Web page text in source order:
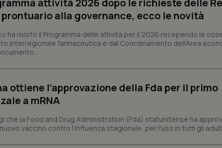
attività 2026 dopo le richieste delle
alla governance, ecco le novità
ha rivisto il Programma delle attività per il 2026 recependo le
interregionale farmaceutica e dal Coordinamento dell’Area
ottiene l’approvazione della Fda per il primo
a mRNA
che la Food and Drug Administration (Fda) statunitense ha
nuovo vaccino contro l'influenza stagionale, per l'uso in tutti gli
generico utilizzato per
sessione utente. Normalmente è
generato in modo casuale, il
buon esempio è mantenere uno
un utente tra le pagine.
.quotidianosanita.it
Fornitore /
.quotidianosanita.it
1 anno 1
mese
Questo cookie viene utilizzato da Google
lo stato della sessione.
Fornitore/Dominio
.youtube.com
settimane
delle preferenze dell'utente per i video di
nei siti; può anche determinare se il
utilizzando la nuova o la vecchia versione